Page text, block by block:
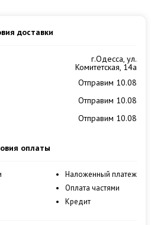
доставки
г.Одесса, ул.
Комитетская, 14а
Отправим 10.08
Отправим 10.08
Отправим 10.08
оплаты
Наложенный платеж
Оплата частями
Кредит